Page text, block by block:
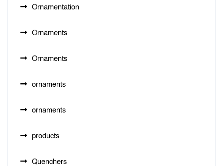
Ornamentation
Ornaments
Ornaments
ornaments
ornaments
products
Quenchers